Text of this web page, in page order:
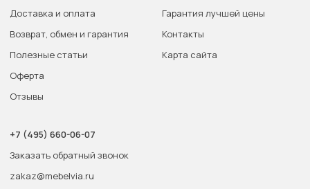
Доставка и оплата
Возврат, обмен и гарантия
Полезные статьи
Оферта
Отзывы
Гарантия лучшей цены
Контакты
Карта сайта
+7 (495) 660-06-07
Заказать обратный звонок
zakaz@mebelvia.ru